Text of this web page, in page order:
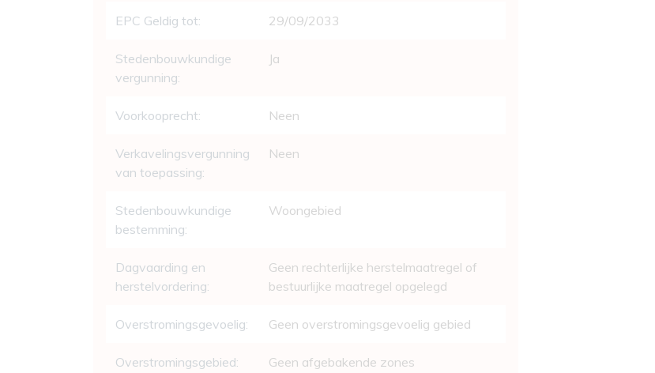
EPC Geldig tot: 29/09/2033
Stedenbouwkundige
vergunning:
Ja
Voorkooprecht: Neen
Verkavelingsvergunning
van toepassing:
Neen
Stedenbouwkundige
bestemming:
Woongebied
Dagvaarding en
herstelvordering:
Geen rechterlijke herstelmaatregel of
bestuurlijke maatregel opgelegd
Overstromingsgevoelig: Geen overstromingsgevoelig gebied
Overstromingsgebied: Geen afgebakende zones